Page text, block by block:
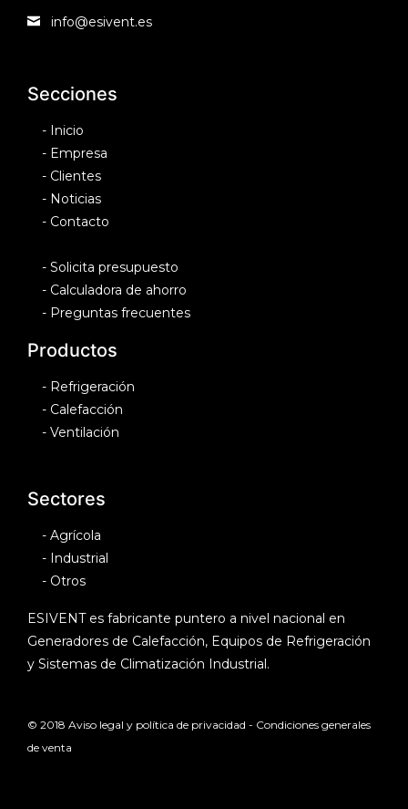
info@esivent.es
Secciones
- Inicio
- Empresa
- Clientes
- Noticias
- Contacto
- Solicita presupuesto
- Calculadora de ahorro
- Preguntas frecuentes
Productos
- Refrigeración
- Calefacción
- Ventilación
Sectores
- Agrícola
- Industrial
- Otros
ESIVENT es fabricante puntero a nivel nacional en
Generadores de Calefacción, Equipos de Refrigeración
y Sistemas de Climatización Industrial.
© 2018 Aviso legal y política de privacidad - Condiciones generales
de venta